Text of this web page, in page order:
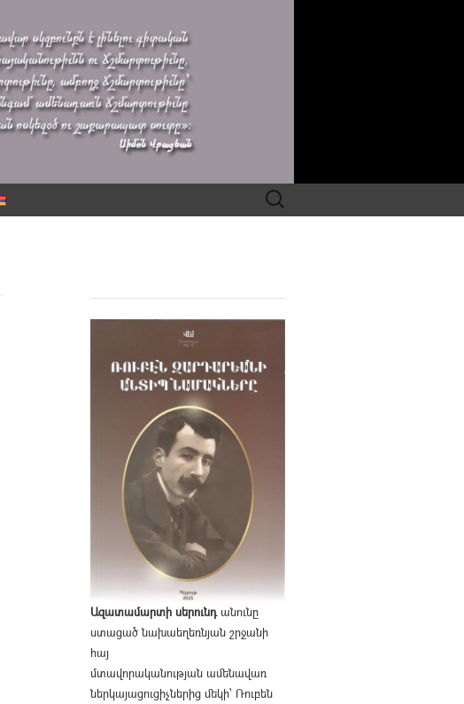
Search
for:
Ազատամարտի սերունդանունը
ստացած նախաեղեռնյան շրջանի
հայ
մտավորականության ամենավառ
ներկայացուցիչներից մեկի՝ Ռուբեն